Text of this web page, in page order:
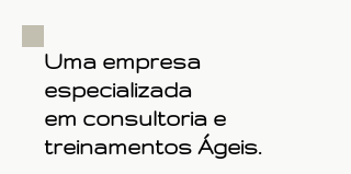
Uma empresa
especializada
em consultoria e
treinamentos Ágeis.